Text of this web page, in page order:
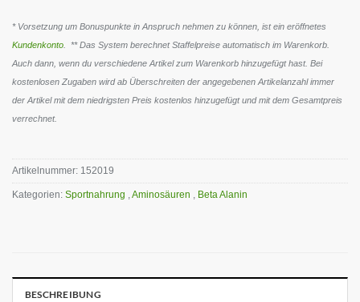
* Vorsetzung um Bonuspunkte in Anspruch nehmen zu können, ist ein eröffnetes
Kundenkonto . ** Das System berechnet Staffelpreise automatisch im Warenkorb.
Auch dann, wenn du verschiedene Artikel zum Warenkorb hinzugefügt hast. Bei
kostenlosen Zugaben wird ab Überschreiten der angegebenen Artikelanzahl immer
der Artikel mit dem niedrigsten Preis kostenlos hinzugefügt und mit dem Gesamtpreis
verrechnet.
Artikelnummer: 152019
Kategorien: Sportnahrung ,Aminosäuren , Beta Alanin
BESCHREIBUNG